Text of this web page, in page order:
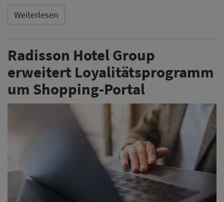
Weiterlesen
Radisson Hotel Group
erweitert Loyalitätsprogramm
um Shopping-Portal